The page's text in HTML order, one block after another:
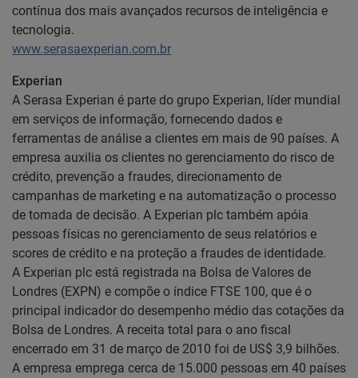
contínua dos mais avançados recursos de inteligência e
tecnologia.
www.serasaexperian.com.br
Experian
A Serasa Experian é parte do grupo Experian, líder mundial
em serviços de informação, fornecendo dados e
ferramentas de análise a clientes em mais de 90 países. A
empresa auxilia os clientes no gerenciamento do risco de
crédito, prevenção a fraudes, direcionamento de
campanhas de marketing e na automatização o processo
de tomada de decisão. A Experian plc também apóia
pessoas físicas no gerenciamento de seus relatórios e
scores de crédito e na proteção a fraudes de identidade.
A Experian plc está registrada na Bolsa de Valores de
Londres (EXPN) e compõe o índice FTSE 100, que é o
principal indicador do desempenho médio das cotações da
Bolsa de Londres. A receita total para o ano fiscal
encerrado em 31 de março de 2010 foi de US$ 3,9 bilhões.
A empresa emprega cerca de 15.000 pessoas em 40 países